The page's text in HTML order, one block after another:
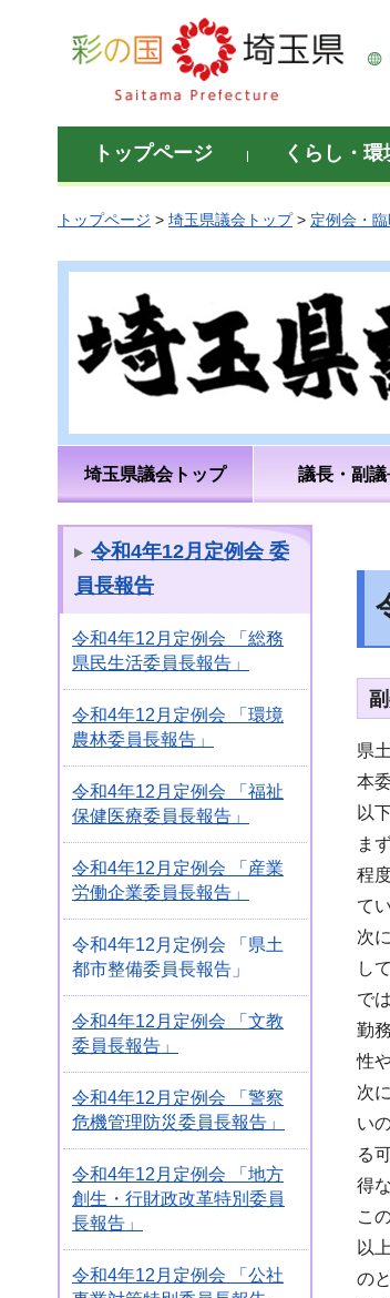
彩の国 埼玉県
トップページ くらし・環
トップページ > 埼玉県議会トップ> 定例会・
埼玉県議会トップ 議長・副議
令和4年12月定例会 委
員長報告
令和4年12月定例会 「総務
県民生活委員長報告」
令和4年12月定例会 「環境
農林委員長報告」
令和4年12月定例会 「福祉
保健医療委員長報告」
令和4年12月定例会 「産業
労働企業委員長報告」
令和4年12月定例会 「県土
都市整備委員長報告」
令和4年12月定例会 「文教
委員長報告」
令和4年12月定例会 「警察
危機管理防災委員長報告」
令和4年12月定例会 「地方
創生・行財政改革特別委員
長報告」
令和4年12月定例会 「公社
県
本
以
ま
程
て
次
し
で
勤
性
次
い
る
得
こ
以
の